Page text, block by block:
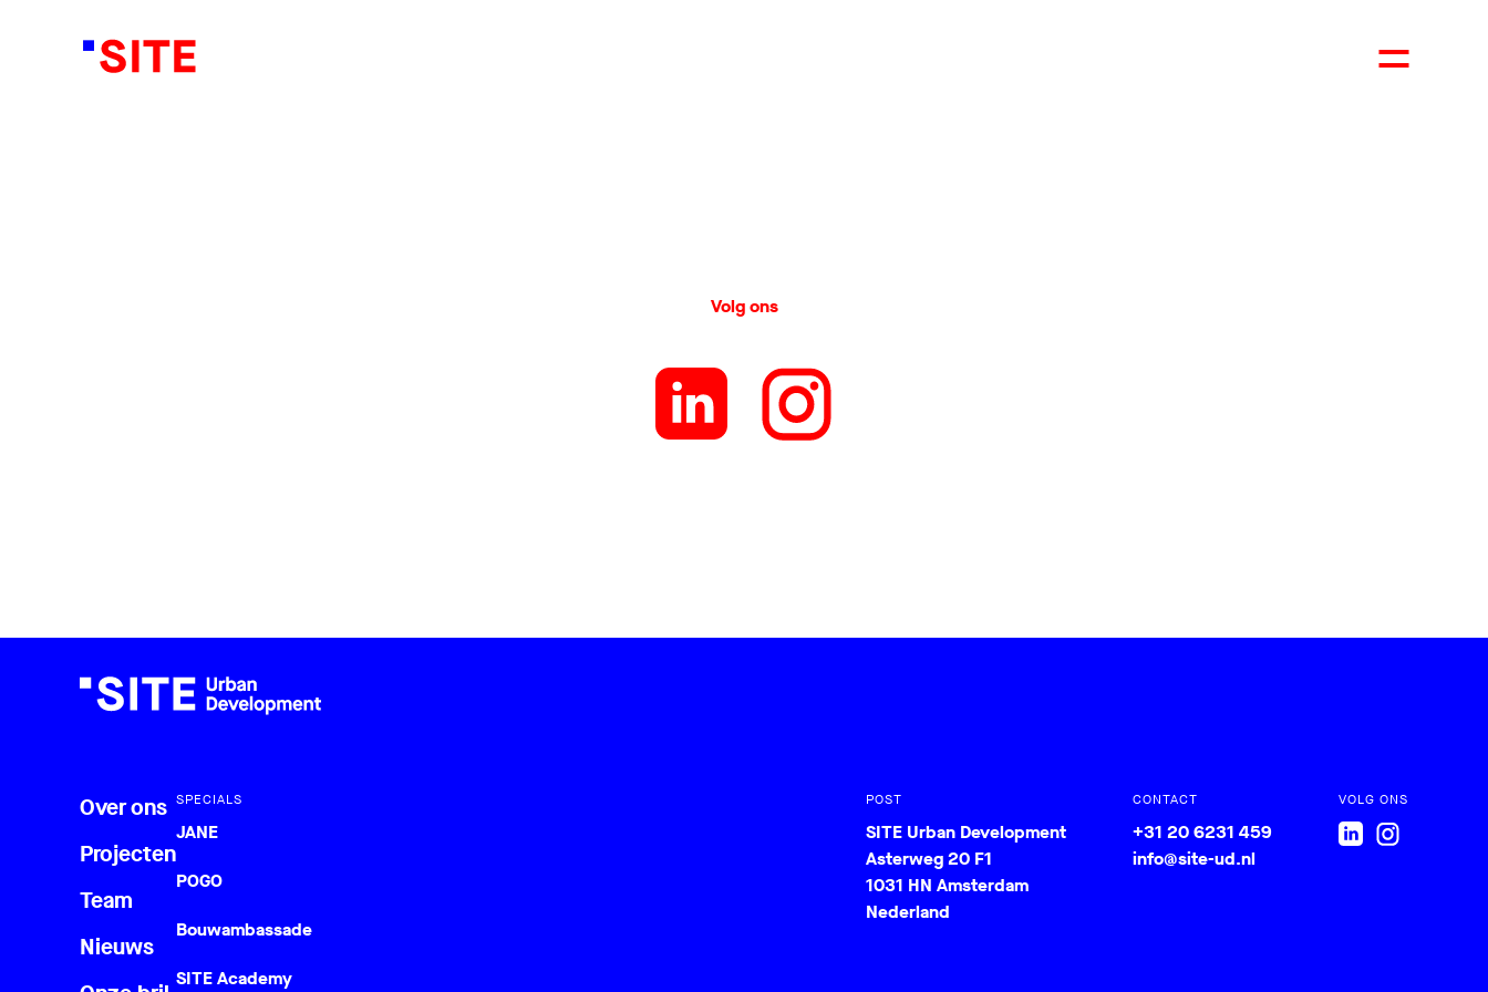
Volg ons
Over ons
Projecten
Team
Nieuws
SPECIALS
JANE
POGO
Bouwambassade
SITE Academy
POST
SITE Urban Development
Asterweg 20 F1
1031 HN Amsterdam
Nederland
CONTACT
+31 20 6231 459
info@site-ud.nl
VOLG ONS